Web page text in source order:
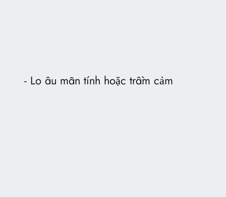
Lo âu mãn tính hoặc trầm cảm